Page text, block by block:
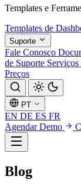
Templates e
Templates de
Suporte
Fale Conosco
de Suporte
Preços
PT
EN DE ES FR
Agendar Demo
Blog